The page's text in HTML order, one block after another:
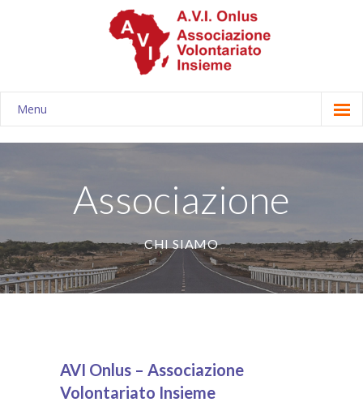
Menu
Associazione
-- Statuto e bilanci
-- Consiglio direttivo
-- Adozioni scolastiche
Associazione
CHI SIAMO
AVI Onlus – Associazione
Volontariato Insieme